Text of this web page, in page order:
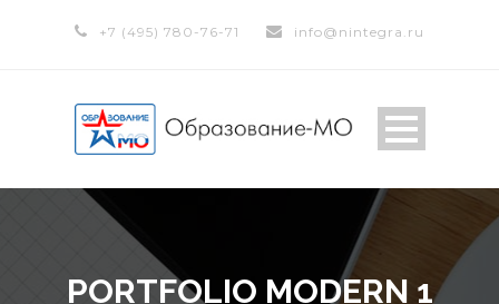
+7 (495) 780-76-71 info@nintegra.ru
PORTFOLIO MODERN 1